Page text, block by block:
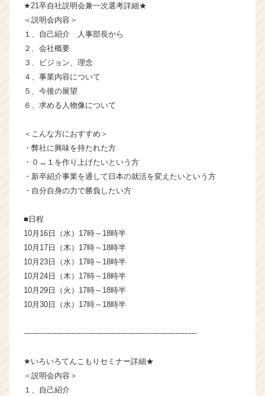
長
業
カ
ト
届
く
活
サ
イ
ア
キ
ア
（C
h
a
★21卒自社説明会兼一次選考詳細★
＜説明会内容＞
１、自己紹介 人事部長から
２、会社概要
３、ビジョン、理念
４、事業内容について
５、今後の展望
６、求める人物像について
＜こんな方におすすめ＞
・弊社に興味を持たれた方
・０→１を作り上げたいという方
・新卒紹介事業を通して日本の就活を変えたいという方
・自分自身の力で勝負したい方
■日程
10月16日（水）17時～18時半
10月17日（木）17時～18時半
10月23日（水）17時～18時半
10月24日（木）17時～18時半
10月29日（火）17時～18時半
10月30日（水）17時～18時半
-------------------------------------------------------------------------
★いろいろてんこもりセミナー詳細★
＜説明会内容＞
１、自己紹介